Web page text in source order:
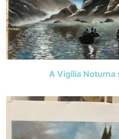
A Vigília Noturna